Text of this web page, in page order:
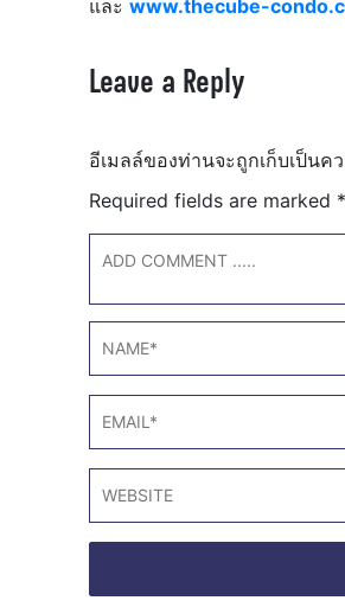
และ www.thecube-
Leave a Reply
อีเมลล์ของท่านจะถูกเก็บเป็นค
Required fields are marked *